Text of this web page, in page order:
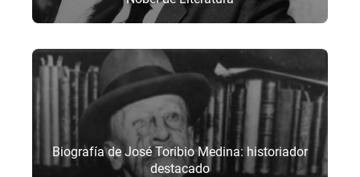
Biografía de José Toribio Medina: historiador
destacado